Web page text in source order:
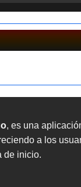
, es una
a los
de inicio.